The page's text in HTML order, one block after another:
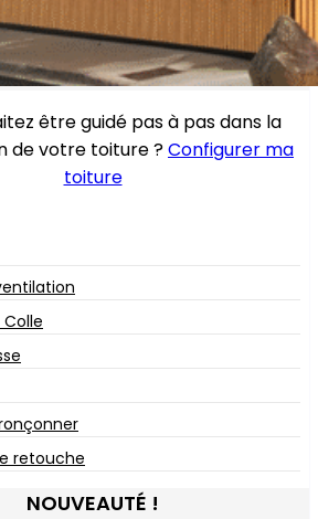
être guidé pas à pas dans la
de votre toiture ?Configurer ma
toiture
retouche
NOUVEAUTÉ !